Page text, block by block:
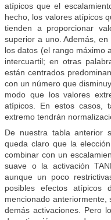
atípicos que el
hecho, los valores atípicos
tienden a proporcionar
superior a uno. Además,
los datos (el rango máximo
intercuartil; en otras
están centrados
con un número que
modo que los valores
atípicos. En estos casos,
extremo tendrán
De nuestra tabla anterior
queda claro que la
combinar con un
suave o la activación
aunque un poco
posibles efectos atípicos
mencionado
demás activaciones. Pero